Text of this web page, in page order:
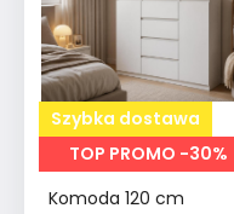
Szybka dostawa
TOP PROMO -30%
Komoda 120 cm